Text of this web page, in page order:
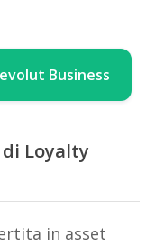
Business
Loyalty
in asset